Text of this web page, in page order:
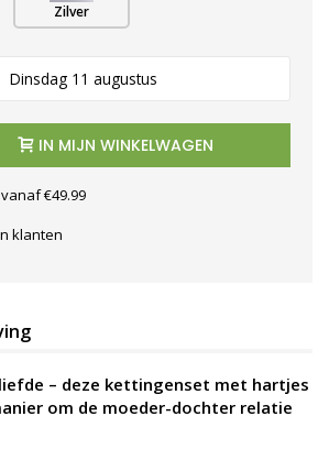
Zilver
Dinsdag 11 augustus
IN MIJN WINKELWAGEN
€49.99
klanten
– deze kettingenset met hartjes
om de moeder-dochter relatie